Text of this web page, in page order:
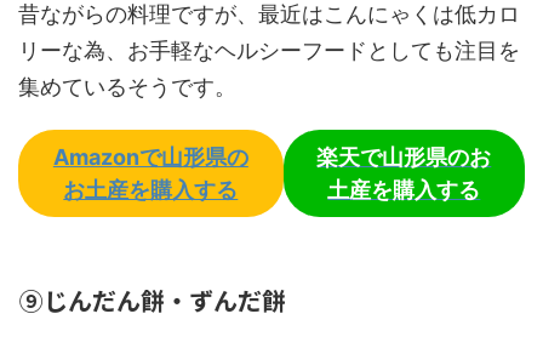
昔ながらの料理ですが、最近はこんにゃくは低カロ
リーな為、お手軽なヘルシーフードとしても注目を
集めているそうです。
Amazonで山形県の
お土産を購入する
楽天で山形県のお
土産を購入する
⑨じんだん餅・ずんだ餅